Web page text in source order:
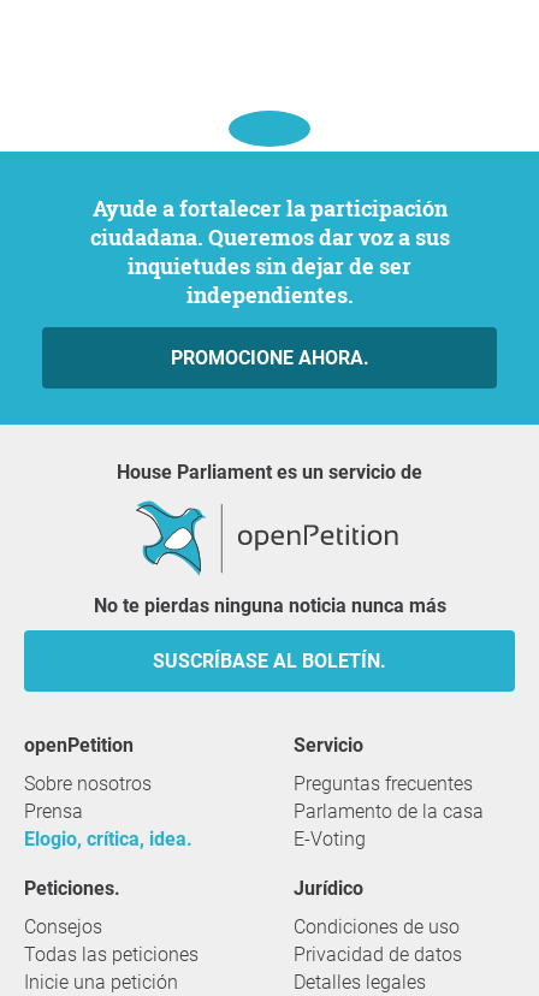
Ayude a fortalecer la participación
ciudadana. Queremos dar voz a sus
inquietudes sin dejar de ser
independientes.
PROMOCIONE AHORA.
House Parliament es un servicio de
No te pierdas ninguna noticia nunca más
SUSCRÍBASE AL BOLETÍN.
openPetition
Sobre nosotros
Prensa
Elogio, crítica, idea.
servicio
Preguntas frecuentes
Parlamento de la casa
E-Voting
Peticiones.
Consejos
Todas las peticiones
Inicie una petición
Jurídico
Condiciones de uso
Privacidad de datos
Detalles legales